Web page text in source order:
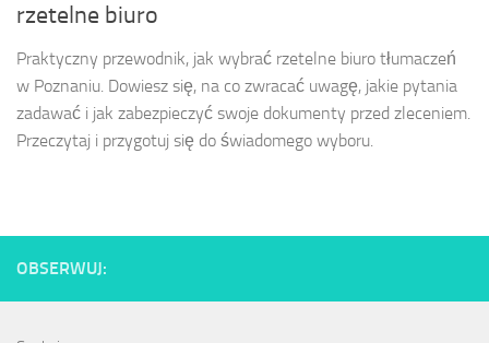
rzetelne biuro
Praktyczny przewodnik, jak wybrać rzetelne biuro tłumaczeń
w Poznaniu. Dowiesz się, na co zwracać uwagę, jakie pytania
zadawać i jak zabezpieczyć swoje dokumenty przed zleceniem.
Przeczytaj i przygotuj się do świadomego wyboru.
OBSERWUJ: